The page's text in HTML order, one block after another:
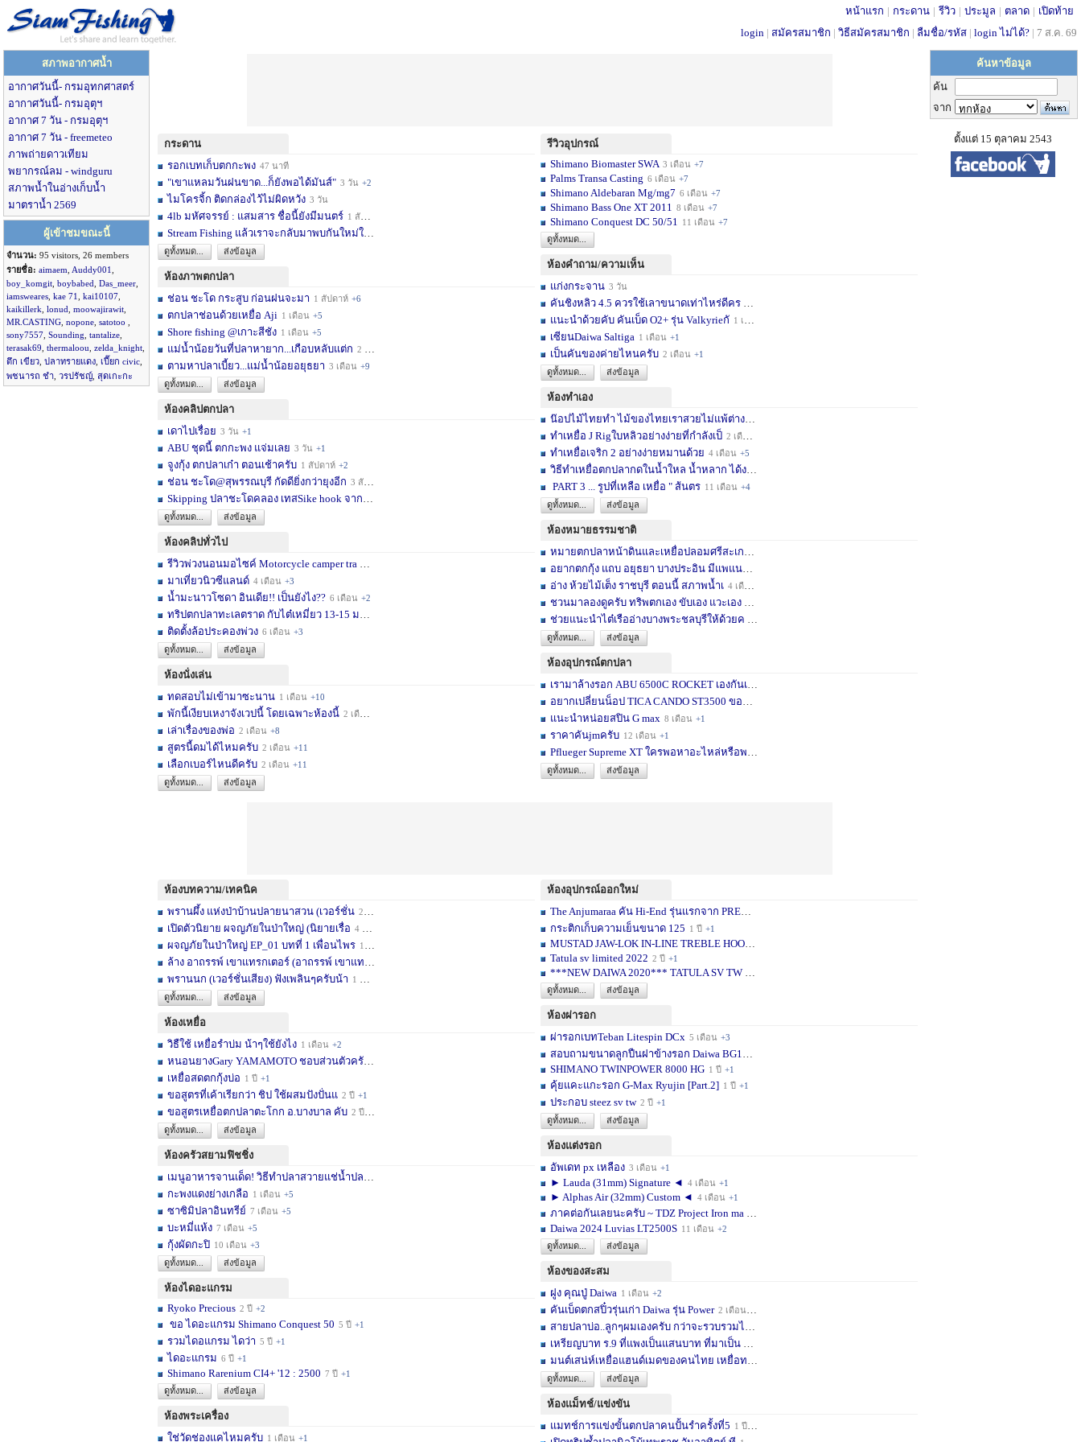
หน้าแรก | กระดาน | รีวิว | ประมูล | ตลาด | เปิดท้าย
login | สมัครสมาชิก | วิธีสมัครสมาชิก | ลืมชื่อ/รหัส | login ไม่ได้? | 7 ส.ค. 69
สภาพอากาศน้ำ
อากาศวันนี้- กรมอุทกศาสตร์
อากาศวันนี้- กรมอุตุฯ
อากาศ 7 วัน - กรมอุตุฯ
อากาศ 7 วัน - freemeteo
ภาพถ่ายดาวเทียม
พยากรณ์ลม - windguru
สภาพน้ำในอ่างเก็บน้ำ
มาตราน้ำ 2569
ผู้เข้าชมขณะนี้
จำนวน: 95 visitors, 26 members
รายชื่อ: aimaem Auddy001
boy_komgit boybabed Das_meer
iamsweares kae 71 kai10107
kaikillerk lonud moowajirawit
MR.CASTING nopone satotoo
sony7557 Sounding tantalize
terasak69 thermaloou zelda_knight
ตึก เขียว ปลาทรายแดง เปี๊ยก civic
พชนารถ ชำ วรปรัชญ์ สุดเกะกะ
กระดาน
รอกเบทเก็บตกกะพง 47 นาที
"เขาแหลมวันฝนขาด...ก็ยังพอได้มันส์" 3 วัน +2
ไมโครจิ้ก ติดกล่องไว้ไม่ผิดหวัง 3 วัน
4lb มหัศจรรย์ : แสมสาร ชื่อนี้ยังมีมนตร์ 1 สัปดาห์
Stream Fishing แล้วเราจะกลับมาพบกันใหม่ใ
ดูทั้งหมด...
ส่งข้อมูล
ห้องภาพตกปลา
ช่อน ชะโด กระสูบ ก่อนฝนจะมา 1 สัปดาห์ +6
ตกปลาช่อนด้วยเหยื่อ Aji 1 เดือน +5
Shore fishing @เกาะสีชัง 1 เดือน +5
แม่น้ำน้อยวันที่ปลาหายาก...เกือบหลับแต่ก 2 เดือน
ตามหาปลาเบี้ยว...แม่น้ำน้อยอยุธยา 3 เดือน +9
ดูทั้งหมด...
ส่งข้อมูล
ห้องคลิปตกปลา
เดาไปเรื่อย 3 วัน +1
ABU ชุดนี้ ตกกะพง แจ่มเลย 3 วัน +1
จูงกุ้ง ตกปลาเก๋า ตอนเช้าครับ 1 สัปดาห์ +2
ช่อน ชะโด@สุพรรณบุรี กัดดียิ่งกว่ายุงอีก 3 สัปดาห์
Skipping ปลาชะโดคลอง เทสSike hook จากLF
ดูทั้งหมด...
ส่งข้อมูล
ห้องคลิปทั่วไป
รีวิวพ่วงนอนมอไซค์ Motorcycle camper tra
มาเที่ยวนิวซีแลนด์ 4 เดือน +3
น้ำมะนาวโซดา อินเดีย!! เป็นยังไง?? 6 เดือน +2
ทริปตกปลาทะเลตราด กับไต๋เหมี่ยว 13-15 มก
ติดตั้งล้อประคองพ่วง 6 เดือน +3
ดูทั้งหมด...
ส่งข้อมูล
ห้องนั่งเล่น
ทดสอบไม่เข้ามาซะนาน 1 เดือน +10
พักนี้เงียบเหงาจังเวปนี้ โดยเฉพาะห้องนี้ 2 เดือน
เล่าเรื่องของพ่อ 2 เดือน +8
สูตรนี้ดมได้ไหมครับ 2 เดือน +11
เลือกเบอร์ไหนดีครับ 2 เดือน +11
ดูทั้งหมด...
ส่งข้อมูล
รีวิวอุปกรณ์
Shimano Biomaster SWA 3 เดือน +7
Palms Transa Casting 6 เดือน +7
Shimano Aldebaran Mg/mg7 6 เดือน +7
Shimano Bass One XT 2011 8 เดือน +7
Shimano Conquest DC 50/51 11 เดือน +7
ดูทั้งหมด...
ห้องคำถาม/ความเห็น
แก่งกระจาน 3 วัน
คันชิงหลิว 4.5 ควรใช้เลาขนาดเท่าไหร่ดีคร
แนะนำด้วยคับ คันเบ็ด O2+ รุ่น Valkyrieกั 1 เดือน
เซียนDaiwa Saltiga 1 เดือน +1
เป็นคันของค่ายไหนครับ 2 เดือน +1
ดูทั้งหมด...
ส่งข้อมูล
ห้องทำเอง
น๊อปไม้ไทยทำ ไม้ของไทยเราสวยไม่แพ้ต่างชา
ทำเหยื่อ J Rigใบหลิวอย่างง่ายที่กำลังเป็ 2 เดือน
ทำเหยื่อเจริก 2 อย่างง่ายหมานด้วย 4 เดือน +5
วิธีทำเหยื่อตกปลากดในน้ำใหล น้ำหลาก ได้ง
PART 3 ... รูปที่เหลือ เหยื่อ " ส้นตร 11 เดือน +4
ดูทั้งหมด...
ส่งข้อมูล
ห้องหมายธรรมชาติ
หมายตกปลาหน้าดินและเหยื่อปลอมศรีสะเกษครั
อยากตกกุ้ง แถบ อยุธยา บางประอิน มีแพแนะน
อ่าง ห้วยไม้เต็ง ราชบุรี ตอนนี้ สภาพน้ำเ 4 เดือน
ชวนมาลองดูครับ ทริพตกเอง ขับเอง แวะเอง จ
ช่วยแนะนำไต๋เรืออ่างบางพระชลบุรีให้ด้วยค
ดูทั้งหมด...
ส่งข้อมูล
ห้องอุปกรณ์ตกปลา
เรามาล้างรอก ABU 6500C ROCKET เองกันเถอ
อยากเปลี่ยนน็อป TICA CANDO ST3500 ขอคำแน
แนะนำหน่อยสปิน G max 8 เดือน +1
ราคาคันjmครับ 12 เดือน +1
Pflueger Supreme XT ใครพอหาอะไหล่หรือพอซ
ดูทั้งหมด...
ส่งข้อมูล
ห้องบทความ/เทคนิค
พรานผึ้ง แห่งป่าบ้านปลายนาสวน (เวอร์ชั่น 2 เดือน
เปิดตัวนิยาย ผจญภัยในป่าใหญ่ (นิยายเรื่อ 4 เดือน
ผจญภัยในป่าใหญ่ EP_01 บทที่ 1 เพื่อนไพร 11 เดือน
ล้าง อาถรรพ์ เขาแทรกเตอร์ (อาถรรพ์ เขาแท
พรานนก (เวอร์ชั่นเสียง) ฟังเพลินๆครับน้า 1 ปี
ดูทั้งหมด...
ส่งข้อมูล
ห้องเหยื่อ
วิธืใช้ เหยื่อรำบ่ม น้าๆใช้ยังไง 1 เดือน +2
หนอนยางGary YAMAMOTO ชอบส่วนตัวครับ... เ
เหยื่อสดตกกุ้งบ่อ 1 ปี +1
ขอสูตรที่เค้าเรียกว่า ชิป ใช้ผสมปังปั่นแ 2 ปี +1
ขอสูตรเหยื่อตกปลาตะโกก อ.บางบาล คับ 2 ปี
ดูทั้งหมด...
ส่งข้อมูล
ห้องครัวสยามฟิชชิ่ง
เมนูอาหารจานเด็ด! วิธีทำปลาสวายแช่น้ำปลา
กะพงแดงย่างเกลือ 1 เดือน +5
ซาซิมิปลาอินทรีย์ 7 เดือน +5
บะหมี่แห้ง 7 เดือน +5
กุ้งผัดกะปิ 10 เดือน +3
ดูทั้งหมด...
ส่งข้อมูล
ห้องไดอะแกรม
Ryoko Precious 2 ปี +2
ขอ ไดอะแกรม Shimano Conquest 50 5 ปี +1
รวมไดอแกรม ไดว่า 5 ปี +1
ไดอะแกรม 6 ปี +1
Shimano Rarenium CI4+ '12 : 2500 7 ปี +1
ดูทั้งหมด...
ส่งข้อมูล
ห้องพระเครื่อง
ใช่วัดช่องแคไหมครับ 1 เดือน +1
ห้องอุปกรณ์ออกใหม่
The Anjumaraa คัน Hi-End รุ่นแรกจาก PREY
กระติกเก็บความเย็นขนาด 125 1 ปี +1
MUSTAD JAW-LOK IN-LINE TREBLE HOOK - 5X
Tatula sv limited 2022 2 ปี +1
***NEW DAIWA 2020*** TATULA SV TW
ดูทั้งหมด...
ส่งข้อมูล
ห้องผ่ารอก
ผ่ารอกเบทTeban Litespin DCx 5 เดือน +3
สอบถามขนาดลูกปืนฝาข้างรอก Daiwa BG10
SHIMANO TWINPOWER 8000 HG 1 ปี +1
คุ้ยแคะแกะรอก G-Max Ryujin [Part.2] 1 ปี +1
ประกอบ steez sv tw 2 ปี +1
ดูทั้งหมด...
ส่งข้อมูล
ห้องแต่งรอก
อัพเดท px เหลือง 3 เดือน +1
► Lauda (31mm) Signature ◄ 4 เดือน +1
► Alphas Air (32mm) Custom ◄ 4 เดือน +1
ภาคต่อกันเลยนะครับ ~ TDZ Project Iron ma
Daiwa 2024 Luvias LT2500S 11 เดือน +2
ดูทั้งหมด...
ส่งข้อมูล
ห้องของสะสม
ฝูง คุณปู่ Daiwa 1 เดือน +2
คันเบ็ดตกสปิ๋วรุ่นเก่า Daiwa รุ่น Power 2 เดือน
สายปลาบ่อ..ลูกๆผมเองครับ กว่าจะรวบรวมได้
เหรียญบาท ร.9 ที่แพงเป็นแสนบาท ที่มาเป็น
มนต์เสน่ห์เหยื่อแฮนด์เมดของคนไทย เหยื่อท
ดูทั้งหมด...
ส่งข้อมูล
ห้องแม็ทช์/แข่งขัน
แมทช์การแข่งขั้นตกปลาคนปั้นรำครั้งที่5 1 ปี
ค้นหาข้อมูล
ค้น
จาก
ตั้งแต่ 15 ตุลาคม 2543